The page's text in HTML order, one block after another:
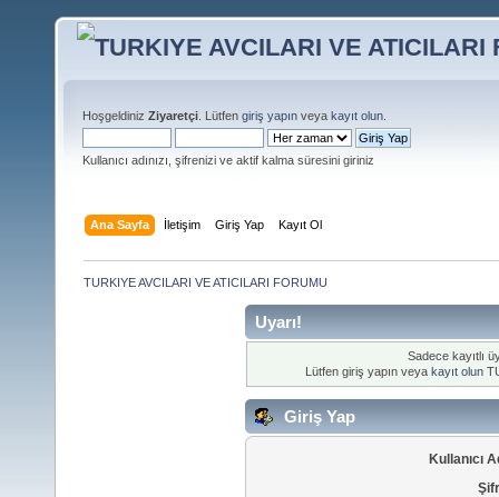
Hoşgeldiniz Ziyaretçi . Lütfen giriş yapın veya kayıt olun
Kullanıcı adınızı, şifrenizi ve aktif kalma süresini giriniz
Ana Sayfa İletişim Giriş Yap Kayıt Ol
TURKIYE AVCILARI VE ATICILARI FORUMU
Uyarı!
Sadece kayıtlı
Lütfen giriş yapın veya kayıt olun
Giriş Yap
Kullanıcı